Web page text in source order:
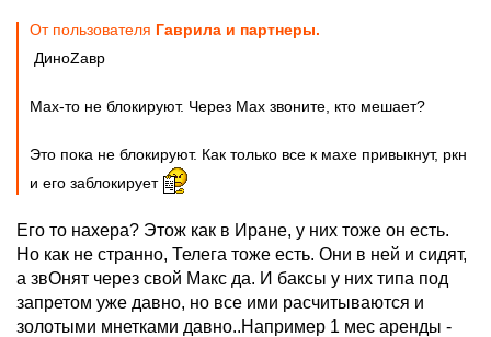
От пользователя Гаврила и партнеры.
ДиноZавp
Max-то не блокируют. Через Max звоните, кто мешает?
Это пока не блокируют. Как только все к махе привыкнут, ркн
и его заблокирует
Его то нахера? Этож как в Иране, у них тоже он есть.
Но как не странно, Телега тоже есть. Они в ней и сидят,
а звОнят через свой Макс да. И баксы у них типа под
запретом уже давно, но все ими расчитываются и
золотыми мнетками давно..Например 1 мес аренды -